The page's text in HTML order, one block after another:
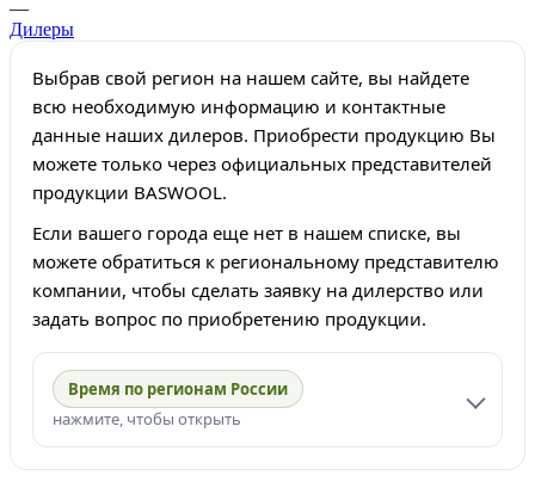
—
Дилеры
Выбрав свой регион на нашем сайте, вы найдете
всю необходимую информацию и контактные
данные наших дилеров. Приобрести продукцию Вы
можете только через официальных представителей
продукции BASWOOL.
Если вашего города еще нет в нашем списке, вы
можете обратиться к региональному представителю
компании, чтобы сделать заявку на дилерство или
задать вопрос по приобретению продукции.
Время по регионам России
нажмите, чтобы открыть